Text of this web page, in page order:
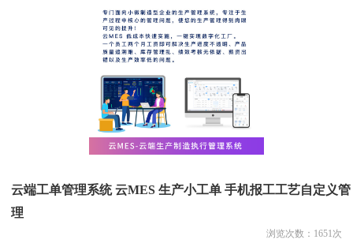
云端工单管理系统 云MES 生产小工单 手机报工工艺自定义管
理
浏览次数： 1651次